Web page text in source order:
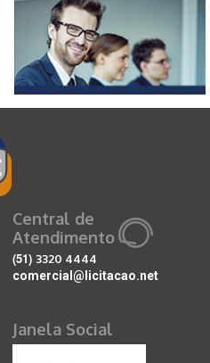
Central de
Atendimento
(51) 3320 4444
comercial@licitacao.net
Janela Social